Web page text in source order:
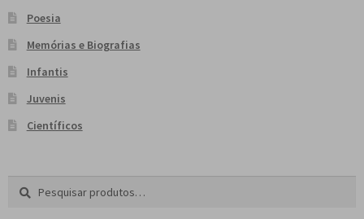
Poesia
Memórias e Biografias
Infantis
Juvenis
Científicos
Pesquisar